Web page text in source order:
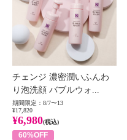
チェンジ 濃密潤いふんわ
り泡洗顔 バブルウォ...
期間限定：8/7〜13
¥17,820
¥6,980(税込)
60%OFF